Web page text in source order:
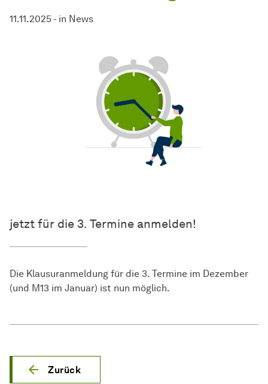
11.11.2025 - in News
jetzt für die 3. Termine anmelden!
Die Klausuranmeldung für die 3. Termine im Dezember
(und M13 im Januar) ist nun möglich.
Zurück